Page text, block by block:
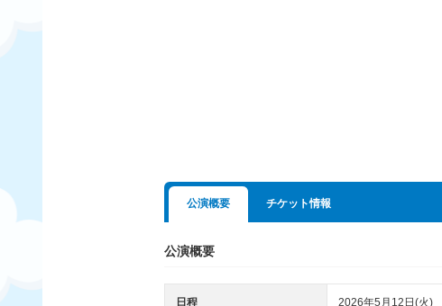
公演概要 チケット情報
公演概要
日程 2026年5月12日(火)